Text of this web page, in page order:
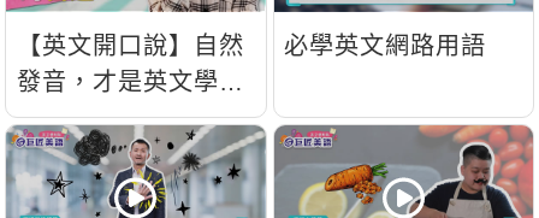
【英文開口說】自然
發音，才是英文學習
者的首選？
必學英文網路用語